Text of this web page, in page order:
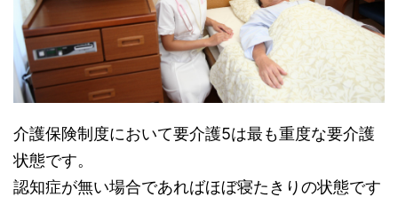
介護保険制度において要介護5は最も重度な要介護
状態です。
認知症が無い場合であればほぼ寝たきりの状態です